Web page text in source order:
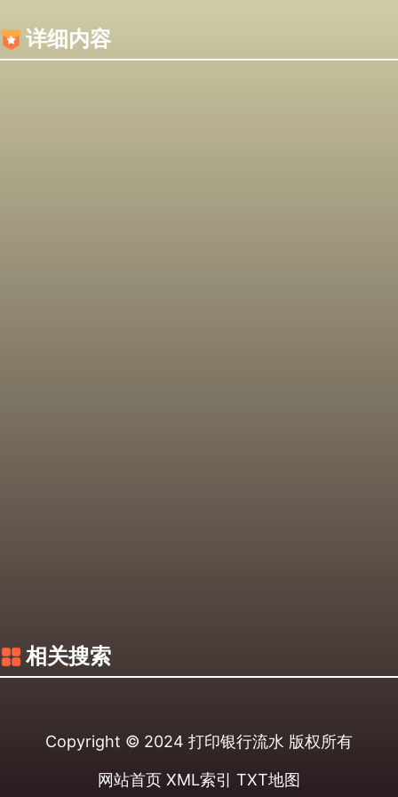
详细内容
相关搜索
Copyright © 2024 打印银行流水 版权所有
网站首页 XML索引 TXT地图